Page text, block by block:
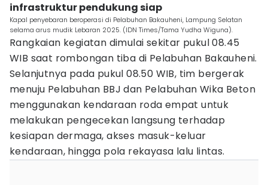
infrastruktur pendukung siap
Kapal penyebaran beroperasi di Pelabuhan Bakauheni, Lampung Selatan
selama arus mudik Lebaran 2025. (IDN Times/Tama Yudha Wiguna).
Rangkaian kegiatan dimulai sekitar pukul 08.45
WIB saat rombongan tiba di Pelabuhan Bakauheni.
Selanjutnya pada pukul 08.50 WIB, tim bergerak
menuju Pelabuhan BBJ dan Pelabuhan Wika Beton
menggunakan kendaraan roda empat untuk
melakukan pengecekan langsung terhadap
kesiapan dermaga, akses masuk-keluar
kendaraan, hingga pola rekayasa lalu lintas.